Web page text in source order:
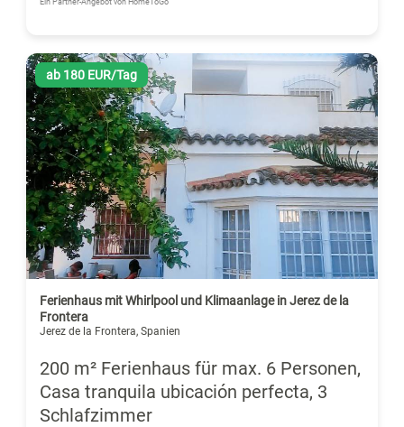
ab 180 EUR/Tag
Ferienhaus mit Whirlpool und Klimaanlage in Jerez de la
Frontera
Jerez de la Frontera, Spanien
200 m² Ferienhaus für max. 6 Personen,
Casa tranquila ubicación perfecta, 3
Schlafzimmer